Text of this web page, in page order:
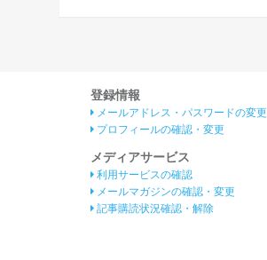
登録情報
メールアドレス・パスワードの変更
プロフィールの確認・変更
メディアサービス
利用サービスの確認
メールマガジンの確認・変更
記事購読状況確認・解除